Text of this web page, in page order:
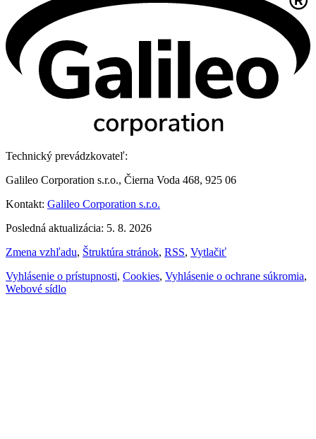
Technický prevádzkovateľ:
Galileo Corporation s.r.o., Čierna Voda 468, 925 06
Kontakt: Galileo Corporation s.r.o.
Posledná aktualizácia: 5. 8. 2026
Zmena vzhľadu, Štruktúra stránok, RSS, Vytlačiť
Vyhlásenie o prístupnosti, Cookies, Vyhlásenie o ochrane súkromia,
Webové sídlo